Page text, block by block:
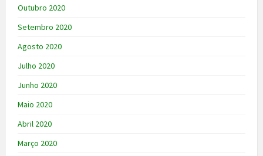
Outubro 2020
Setembro 2020
Agosto 2020
Julho 2020
Junho 2020
Maio 2020
Abril 2020
Março 2020